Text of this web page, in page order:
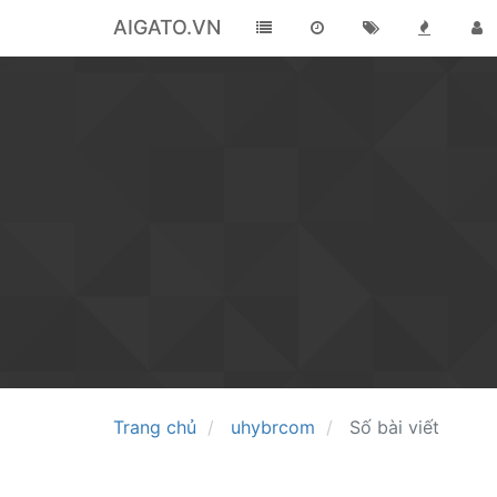
AIGATO.VN
Trang chủ uhybrcom Số bài viết